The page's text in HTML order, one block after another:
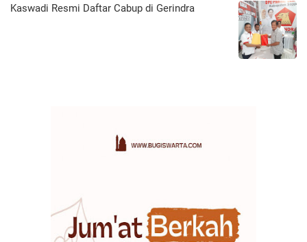
Kaswadi Resmi Daftar Cabup di Gerindra